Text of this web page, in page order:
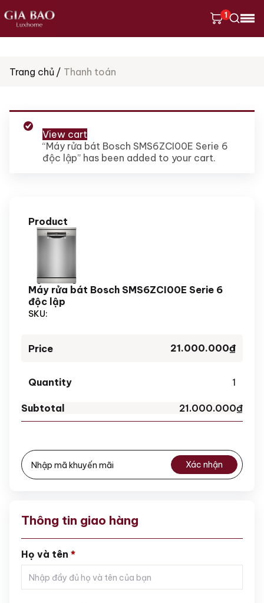
1
kiếm
Trang chủ Thanh toán
“Máy rửa bát Bosch SMS6ZCI00E Serie 6
độc lập” has been added to your cart.
View cart
Máy rửa bát Bosch SMS6ZCI00E Serie 6
độc lập
SKU:
21.000.000₫
1
21.000.000₫
Xác nhận
Thông tin giao hàng
Họ và tên *